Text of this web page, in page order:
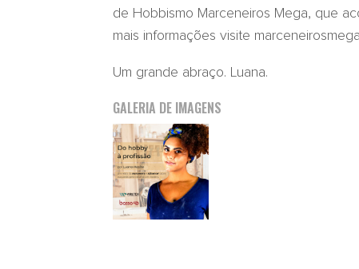
de Hobbismo Marceneiros Mega, que
mais informações visite
Um grande abraço. Luana.
GALERIA DE IMAGENS